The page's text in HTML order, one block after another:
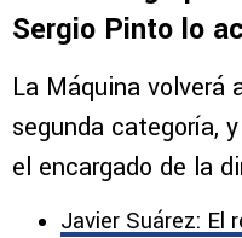
Sergio Pinto lo
La Máquina volverá
segunda categoría,
el encargado de la
Javier Suárez: El